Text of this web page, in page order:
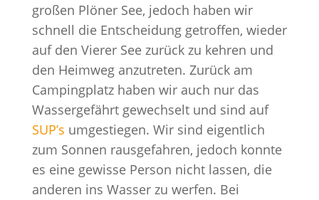
großen Plöner See, jedoch haben wir
schnell die Entscheidung getroffen, wieder
auf den Vierer See zurück zu kehren und
den Heimweg anzutreten. Zurück am
Campingplatz haben wir auch nur das
Wassergefährt gewechselt und sind auf
SUP’s umgestiegen. Wir sind eigentlich
zum Sonnen rausgefahren, jedoch konnte
es eine gewisse Person nicht lassen, die
anderen ins Wasser zu werfen. Bei